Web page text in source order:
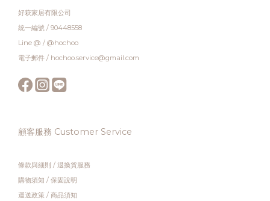
好萩家居有限公司
統一編號 / 90448558
Line @ / @hochoo
電子郵件 / hochoo.service@gmail.com
顧客服務 Customer Service
條款與細則 / 退換貨服務
購物須知 / 保固說明
運送政策 / 商品須知